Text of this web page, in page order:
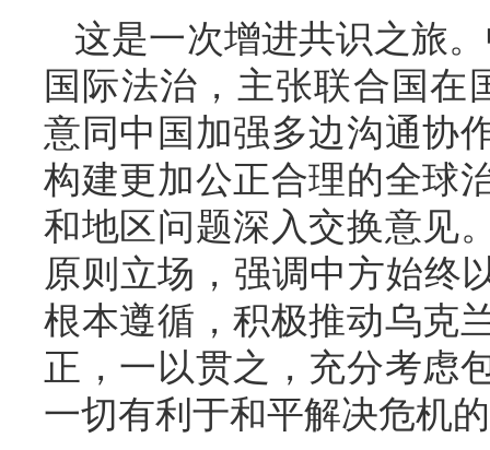
这是一次增进共识之旅
国际法治，主张联合国在
意同中国加强多边沟通协
构建更加公正合理的全球
和地区问题深入交换意见
原则立场，强调中方始终
根本遵循，积极推动乌克
正，一以贯之，充分考虑
一切有利于和平解决危机